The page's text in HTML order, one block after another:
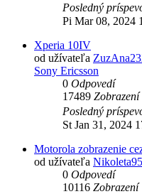
Posledný
Pi Mar 08, 2024
Xperia 10IV
od užívateľa
Sony Ericsson
0 Odpovedí
17489 Zobrazení
Posledný
St Jan 31, 2024
Motorola zobrazenie
od užívateľa Nikoleta95
0 Odpovedí
10116 Zobrazení